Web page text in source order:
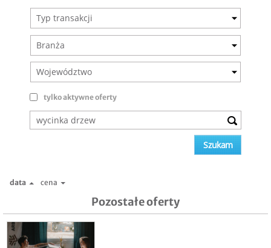
Typ transakcji
Branża
Województwo
tylko aktywne oferty
data cena
Pozostałe oferty